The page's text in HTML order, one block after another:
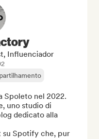
Influenciador
Spoleto nel 2022.
uno studio di
dedicato alla
su Spotify che, pur